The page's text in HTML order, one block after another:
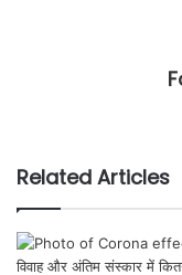
Related Articles